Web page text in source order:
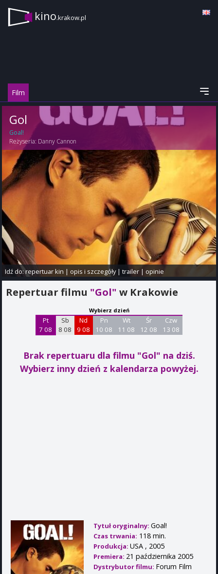
kino.krakow.pl
Film
Gol
Goal!
Reżyseria: Danny Cannon
Idź do:repertuar kin |opis i szczegóły|trailer |opinie
Repertuar filmu "Gol" w Krakowie
Wybierz dzień
Pt
7 08
Sb
8 08
Nd
9 08
Pn
10 08
Wt
11 08
Śr
12 08
Czw
13 08
Brak repertuaru dla filmu "Gol" na dziś.
Wybierz inny dzień z kalendarza powyżej.
Tytuł oryginalny: Goal!
Czas trwania: 118 min.
Produkcja: USA , 2005
Premiera: 21 października 2005
Dystrybutor filmu: Forum Film